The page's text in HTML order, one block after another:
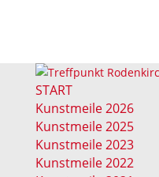
START
Kunstmeile 2026
Kunstmeile 2025
Kunstmeile 2023
Kunstmeile 2022